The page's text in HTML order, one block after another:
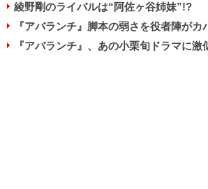
綾野剛のライバルは“阿佐ヶ谷姉妹”!?
『アバランチ』脚本の弱さを役者陣がカ
『アバランチ』、あの小栗旬ドラマに激